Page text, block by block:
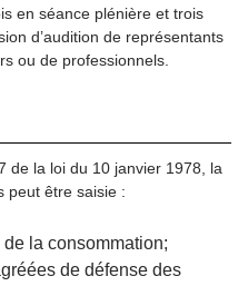
en séance plénière et trois
d’audition de représentants
ou de professionnels.
de la loi du 10 janvier 1978, la
peut être saisie :
la consommation;
de défense des